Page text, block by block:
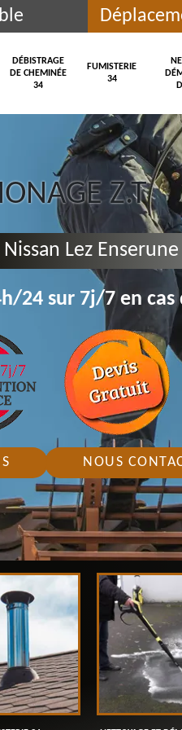
DÉBISTRAGE
DE CHEMINÉE
34
FUMISTERIE
34
Z.T
Lez Enserune
24 sur 7j/7 en cas
NOUS